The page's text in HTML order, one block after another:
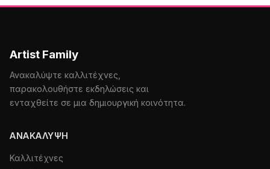
Artist Family
Ανακαλύψτε καλλιτέχνες,
παρακολουθήστε εκδηλώσεις και
ενταχθείτε σε μια δημιουργική κοινότητα.
ΑΝΑΚΆΛΥΨΗ
Καλλιτέχνες